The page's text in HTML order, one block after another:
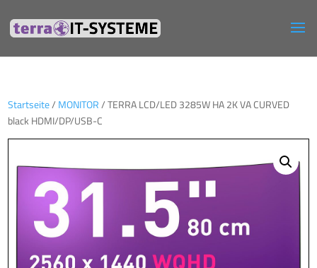
Startseite/ MONITOR/ TERRA LCD/LED 3285W HA 2K VA CURVED
black HDMI/DP/USB-C